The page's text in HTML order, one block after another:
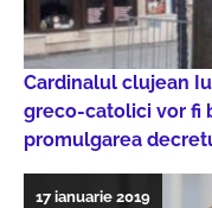
Cardinalul clujean
greco-catolici vor fi
promulgarea
17 ianuarie 2019